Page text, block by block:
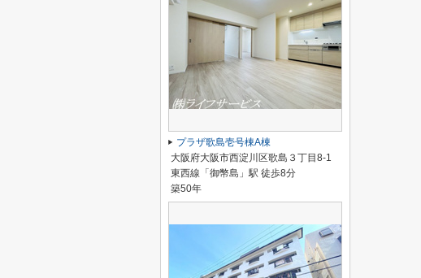
プラザ歌島壱号棟A棟
大阪府大阪市西淀川区歌島３丁目8-1
東西線「御幣島」駅 徒歩8分
築50年